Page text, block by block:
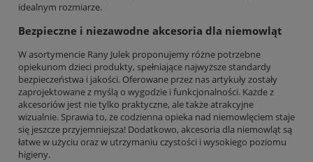
idealnym rozmiarze.
Bezpieczne i niezawodne akcesoria dla niemowląt
W asortymencie Rany Julek proponujemy różne potrzebne
opiekunom dzieci produkty, spełniające najwyższe standardy
bezpieczeństwa i jakości. Oferowane przez nas artykuły zostały
zaprojektowane z myślą o wygodzie i funkcjonalności. Każde z
akcesoriów jest nie tylko praktyczne, ale także atrakcyjne
wizualnie. Sprawia to, że codzienna opieka nad niemowlęciem staje
się jeszcze przyjemniejsza! Dodatkowo, akcesoria dla niemowląt są
łatwe w użyciu oraz w utrzymaniu czystości i wysokiego poziomu
higieny.